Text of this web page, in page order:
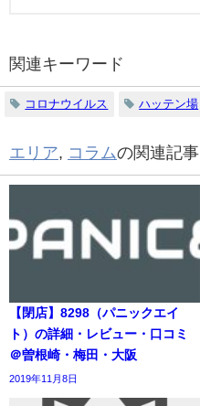
関連キーワード
コロナウイルス ハッテン場
エリア, コラムの関連記事
【閉店】8298（パニックエイ
ト）の詳細・レビュー・口コミ
＠曽根崎・梅田・大阪
2019年11月8日